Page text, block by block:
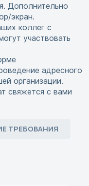
Дополнительно
экран.
коллег с
участвовать
адресного
организации.
свяжется с вами
ТРЕБОВАНИЯ